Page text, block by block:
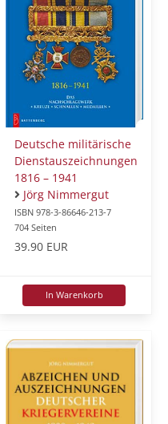
Deutsche militärische
Dienstauszeichnungen
1816 – 1941
Jörg Nimmergut
ISBN 978-3-86646-213-7
704 Seiten
39.90 EUR
In Warenkorb